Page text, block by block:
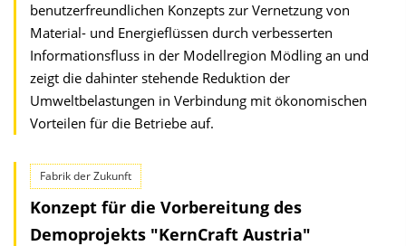
benutzerfreundlichen Konzepts zur Vernetzung von
Material- und Energieflüssen durch verbesserten
Informationsfluss in der Modellregion Mödling an und
zeigt die dahinter stehende Reduktion der
Umweltbelastungen in Verbindung mit ökonomischen
Vorteilen für die Betriebe auf.
Fabrik der Zukunft
Konzept für die Vorbereitung des
Demoprojekts "KernCraft Austria"